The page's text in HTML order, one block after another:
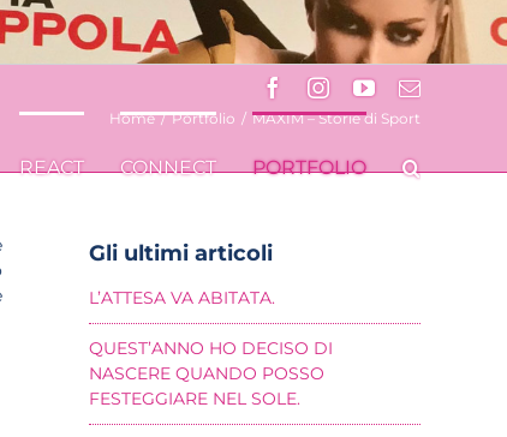
FacebookInstagram
YouTubeEmail
REACT CONNECT PORTFOLIO
Home / Portfolio / MAXIM – Storie di Sport
Gli ultimi articoli
L’ATTESA VA ABITATA.
QUEST’ANNO HO DECISO DI
NASCERE QUANDO POSSO
FESTEGGIARE NEL SOLE.